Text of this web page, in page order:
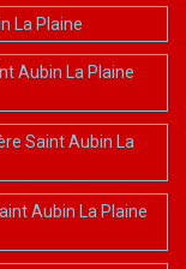
La Plaine
Aubin La Plaine
Saint Aubin La
Aubin La Plaine